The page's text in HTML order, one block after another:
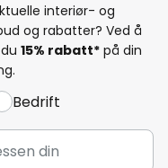
interiør- og
og rabatter? Ved å
15% rabatt* på din
Bedrift